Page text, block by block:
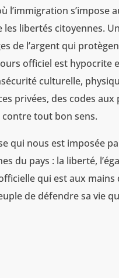
l’immigration s’impose
libertés citoyennes.
de l’argent qui
officiel est hypocrite
culturelle,
privées, des codes
tout bon sens.
qui nous est imposée
du pays : la liberté,
qui est aux
de défendre sa vie